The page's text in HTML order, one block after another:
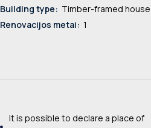
Building type: Timber-framed house
Renovacijos metai: 1
It is possible to declare a place of